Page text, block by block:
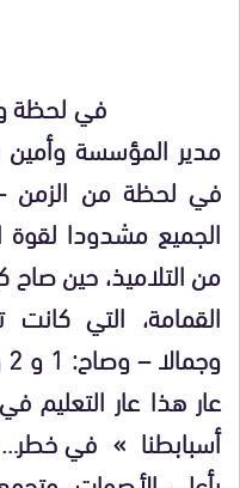
في لحظة واحدة
مدير المؤسسة وأمين
في لحظة من الزمن
الجميع مشدودا
من التلاميذ، حين
القمامة، التي
عار هذا عار
أسبابطنا » في خطر…